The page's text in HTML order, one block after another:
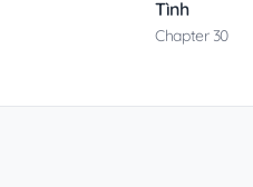
Tình
Chapter 30